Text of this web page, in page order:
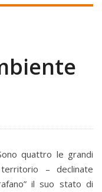
quattro le grandi
– declinate
il suo stato di